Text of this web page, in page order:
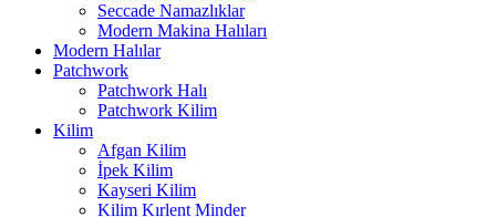
Seccade Namazlıklar
Modern Makina Halıları
Modern Halılar
Patchwork
Patchwork Halı
Patchwork Kilim
Kilim
Afgan Kilim
İpek Kilim
Kayseri Kilim
Kilim Kırlent Minder